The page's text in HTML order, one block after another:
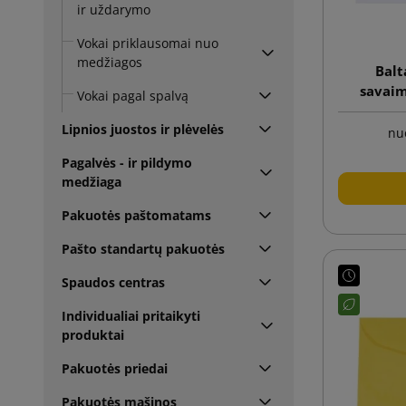
ir uždarymo
Vokai priklausomai nuo
medžiagos
Vokai pagal spalvą
Lipnios juostos ir plėvelės
Pagalvės - ir pildymo
medžiaga
Pakuotės paštomatams
Pašto standartų pakuotės
Spaudos centras
Individualiai pritaikyti
produktai
Pakuotės priedai
Pakuotės mašinos